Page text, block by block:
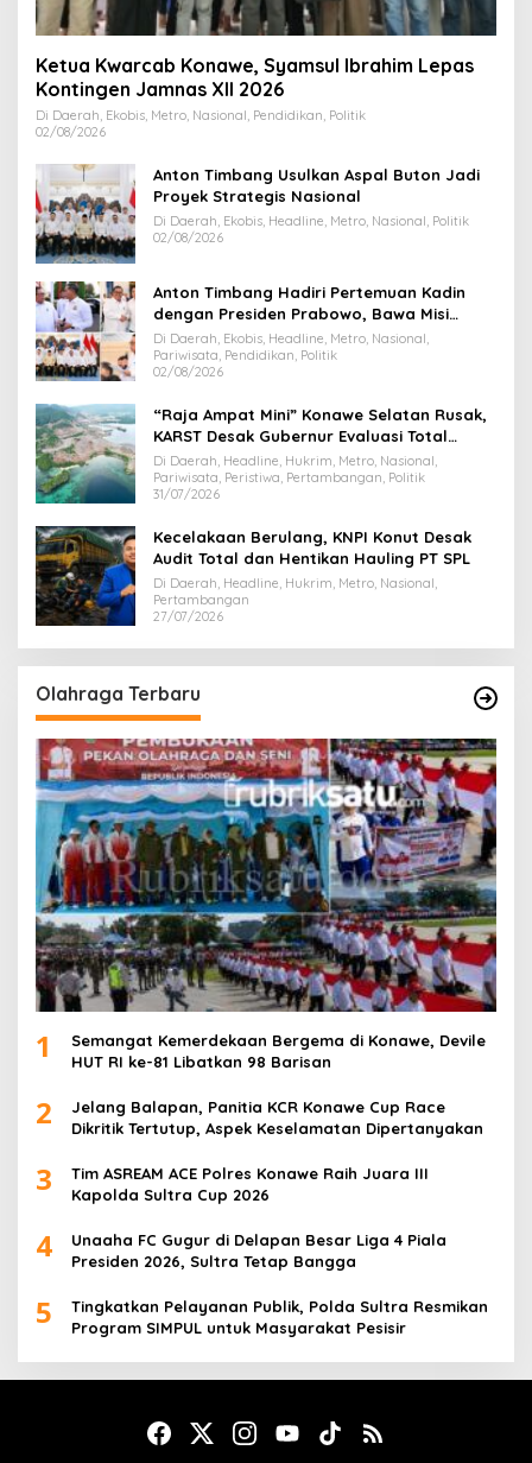
Ketua Kwarcab Konawe, Syamsul Ibrahim Lepas
Kontingen Jamnas XII 2026
Di Daerah, Ekobis, Metro, Nasional, Pendidikan, Politik
02/08/2026
Anton Timbang Usulkan Aspal Buton Jadi
Proyek Strategis Nasional
Di Daerah, Ekobis, Headline, Metro, Nasional, Politik
02/08/2026
Anton Timbang Hadiri Pertemuan Kadin
dengan Presiden Prabowo, Bawa Misi
Majukan Ekonomi Sultra
Di Daerah, Ekobis, Headline, Metro, Nasional,
Pariwisata, Pendidikan, Politik
02/08/2026
“Raja Ampat Mini” Konawe Selatan Rusak,
KARST Desak Gubernur Evaluasi Total
Dispar Sultra
Di Daerah, Headline, Hukrim, Metro, Nasional,
Pariwisata, Peristiwa, Pertambangan, Politik
31/07/2026
Kecelakaan Berulang, KNPI Konut Desak
Audit Total dan Hentikan Hauling PT SPL
Di Daerah, Headline, Hukrim, Metro, Nasional,
Pertambangan
27/07/2026
Olahraga Terbaru
1
Semangat Kemerdekaan Bergema di Konawe, Devile
HUT RI ke-81 Libatkan 98 Barisan
2
Jelang Balapan, Panitia KCR Konawe Cup Race
Dikritik Tertutup, Aspek Keselamatan Dipertanyakan
3
Tim ASREAM ACE Polres Konawe Raih Juara III
Kapolda Sultra Cup 2026
4
Unaaha FC Gugur di Delapan Besar Liga 4 Piala
Presiden 2026, Sultra Tetap Bangga
5
Tingkatkan Pelayanan Publik, Polda Sultra Resmikan
Program SIMPUL untuk Masyarakat Pesisir